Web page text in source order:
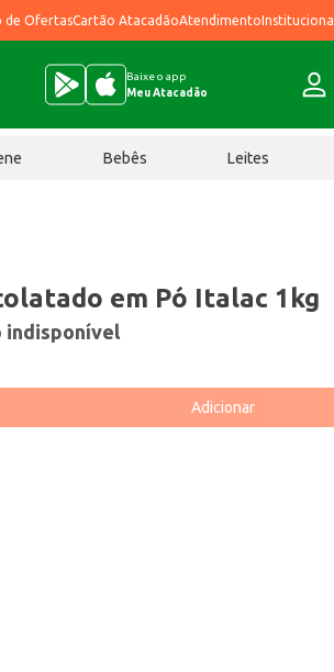
de OfertasCartão AtacadãoAtendimentoInstitucional
Baixe o app
Meu Atacadão
Bebês Leites
em Pó Italac 1kg
indisponível
Adicionar